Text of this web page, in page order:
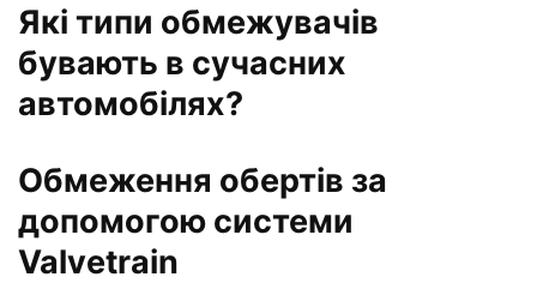
Які типи обмежувачів
бувають в сучасних
автомобілях?
Обмеження обертів за
допомогою системи
Valvetrain